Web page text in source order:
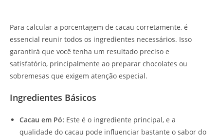
Para calcular a porcentagem de cacau corretamente, é
essencial reunir todos os ingredientes necessários. Isso
garantirá que você tenha um resultado preciso e
satisfatório, principalmente ao preparar chocolates ou
sobremesas que exigem atenção especial.
Ingredientes Básicos
Cacau em Pó: Este é o ingrediente principal, e a
qualidade do cacau pode influenciar bastante o sabor do